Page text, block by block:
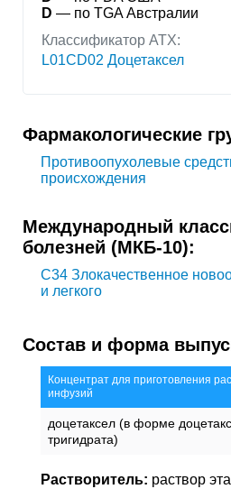
D — по TGA Австралии
Классификатор АТХ:
L01CD02 Доцетаксел
Фармакологические
Противоопухолевые
происхождения
Международный
болезней (МКБ-10):
C34 Злокачественное
и легкого
Состав и форма
Концентрат для приготовления
инфузий
доцетаксел (в форме
тригидрата)
Растворитель: раствор